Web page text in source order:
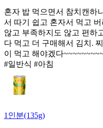
혼자 밥 먹으면서 참치캔하
서 따기 쉽고 혼자서 먹고
않고 부족하지도 않고 편하
다 먹고 더 구매해서 김치.
이 먹고 해야겠다
#일반식 #아침
1인분(135g)